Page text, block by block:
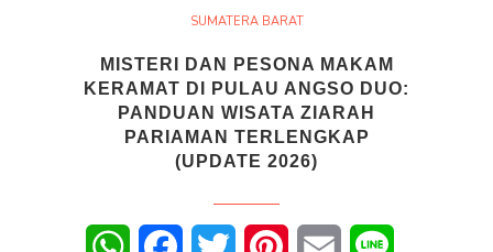
SUMATERA BARAT
MISTERI DAN PESONA MAKAM
KERAMAT DI PULAU ANGSO DUO:
PANDUAN WISATA ZIARAH
PARIAMAN TERLENGKAP
(UPDATE 2026)
WhatsAppFacebookTwitter PinterestEmail